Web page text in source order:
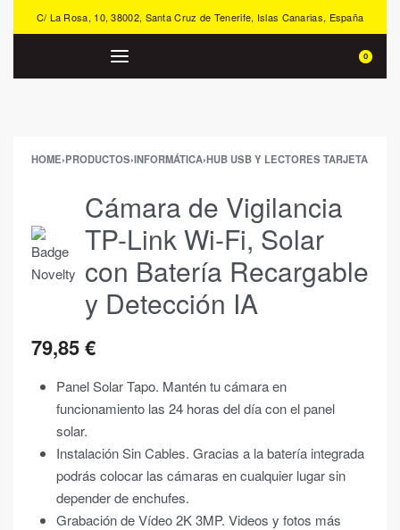
C/ La Rosa, 10, 38002, Santa Cruz de Tenerife, Islas Canarias, España
0
HOME›PRODUCTOS›INFORMÁTICA›HUB USB Y LECTORES TARJETA
Cámara de Vigilancia
TP-Link Wi-Fi, Solar
con Batería Recargable
y Detección IA
79,85€
Panel Solar Tapo. Mantén tu cámara en
funcionamiento las 24 horas del día con el panel
solar.
Instalación Sin Cables. Gracias a la batería integrada
podrás colocar las cámaras en cualquier lugar sin
depender de enchufes.
Grabación de Vídeo 2K 3MP. Videos y fotos más